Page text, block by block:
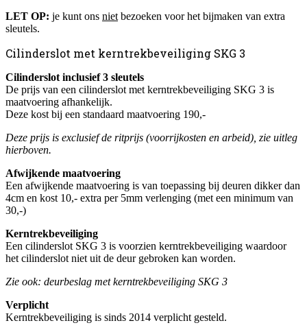
LET OP: je kunt ons niet bezoeken voor het bijmaken van extra
sleutels.
Cilinderslot met kerntrekbeveiliging SKG 3
Cilinderslot inclusief 3 sleutels
De prijs van een cilinderslot met kerntrekbeveiliging SKG 3 is
maatvoering afhankelijk.
Deze kost bij een standaard maatvoering 190,-
Deze prijs is exclusief de ritprijs (voorrijkosten en arbeid), zie uitleg
hierboven.
Afwijkende maatvoering
Een afwijkende maatvoering is van toepassing bij deuren dikker dan
4cm en kost 10,- extra per 5mm verlenging (met een minimum van
30,-)
Kerntrekbeveiliging
Een cilinderslot SKG 3 is voorzien kerntrekbeveiliging waardoor
het cilinderslot niet uit de deur gebroken kan worden.
Zie ook: deurbeslag met kerntrekbeveiliging SKG 3
Verplicht
Kerntrekbeveiliging is sinds 2014 verplicht gesteld.